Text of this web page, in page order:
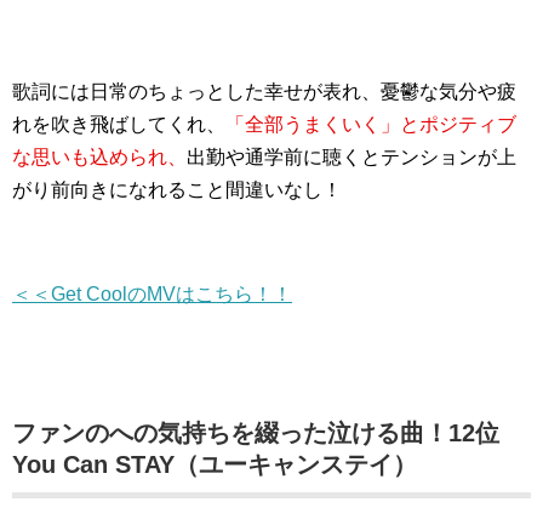
歌詞には日常のちょっとした幸せが表れ、憂鬱な気分や疲
れを吹き飛ばしてくれ、
「全部うまくいく」とポジティブ
な思いも込められ、 出勤や通学前に聴くとテンションが上
がり前向きになれること間違いなし！
＜＜Get CoolのMVはこちら！！
ファンのへの気持ちを綴った泣ける曲！12位
You Can STAY（ユーキャンステイ）